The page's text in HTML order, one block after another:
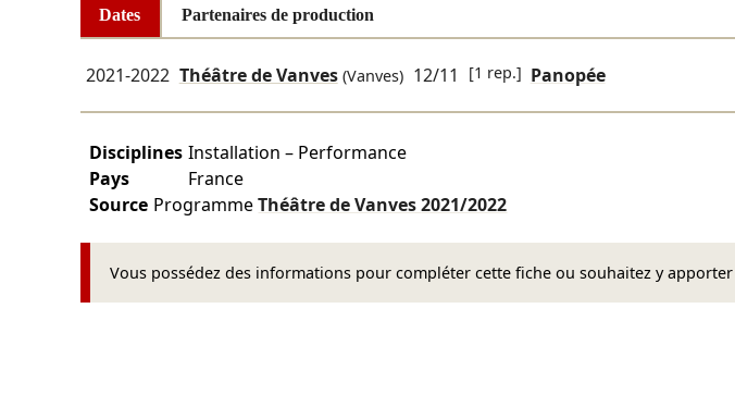
Dates Partenaires de production
2021-2022 Théâtre de Vanves(Vanves) 12/11 [1 rep.] Panopée
Disciplines Installation – Performance
Pays
France
Source ProgrammeThéâtre de Vanves2021/2022
Vous possédez des informations pour compléter cette fiche ou souhaitez y apporter